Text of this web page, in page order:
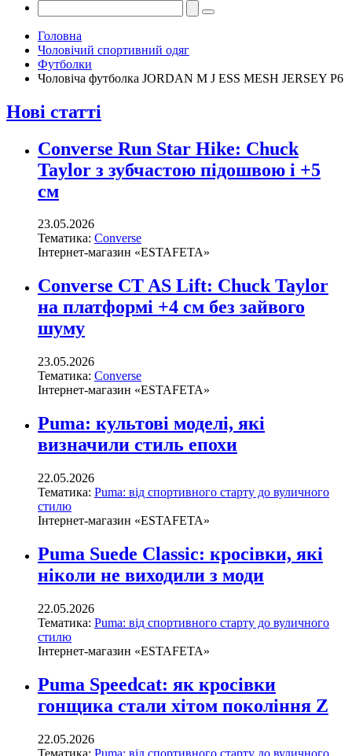
Головна
Чоловічий спортивний одяг
Футболки
Чоловіча футболка JORDAN M J ESS MESH JERSEY P6
Нові статті
Converse Run Star Hike: Chuck
Taylor з зубчастою підошвою і +5
см
23.05.2026
Тематика: Converse
Інтернет-магазин «ESTAFETA»
Converse CT AS Lift: Chuck Taylor
на платформі +4 см без зайвого
шуму
23.05.2026
Тематика: Converse
Інтернет-магазин «ESTAFETA»
Puma: культові моделі, які
визначили стиль епохи
22.05.2026
Тематика: Puma: від спортивного старту до вуличного
стилю
Інтернет-магазин «ESTAFETA»
Puma Suede Classic: кросівки, які
ніколи не виходили з моди
22.05.2026
Тематика: Puma: від спортивного старту до вуличного
стилю
Інтернет-магазин «ESTAFETA»
Puma Speedcat: як кросівки
гонщика стали хітом покоління Z
22.05.2026
Тематика: Puma: від спортивного старту до вуличного